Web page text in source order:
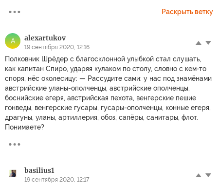
Раскрыть ветку
A alexartukov
19 сентября 2020, 12:16
Полковник Шрёдер с благосклонной улыбкой стал слушать,
как капитан Спиро, ударяя кулаком по столу, словно с кем-то
споря, нёс околесицу: — Рассудите сами: у нас под знамёнами
австрийские уланы-ополченцы, австрийские ополченцы,
боснийские егеря, австрийская пехота, венгерские пешие
гонведы, венгерские гусары, гусары-ополченцы, конные егеря,
драгуны, уланы, артиллерия, обоз, сапёры, санитары, флот.
Понимаете?
basilius1
19 сентября 2020, 12:17